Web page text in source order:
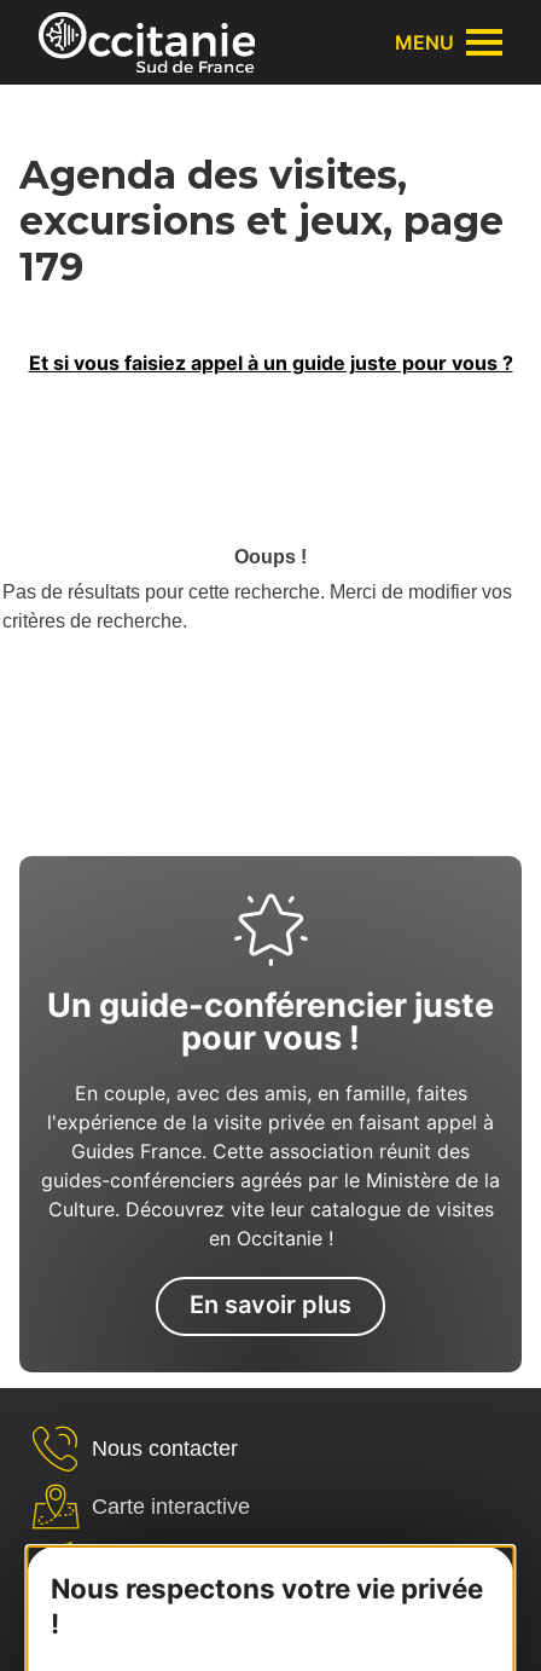
Panneau de gestion des cookies
Nous respectons votre vie privée
!
MENU
Agenda des visites,
excursions et jeux, page
179
Et si vous faisiez appel à un guide juste pour vous ?
Ooups !
Pas de résultats pour cette recherche. Merci de modifier vos
critères de recherche.
Un guide-conférencier juste
pour vous !
En couple, avec des amis, en famille, faites
l'expérience de la visite privée en faisant appel à
Guides France. Cette association réunit des
guides-conférenciers agréés par le Ministère de la
Culture. Découvrez vite leur catalogue de visites
en Occitanie !
En savoir plus
Nous contacter
Carte interactive